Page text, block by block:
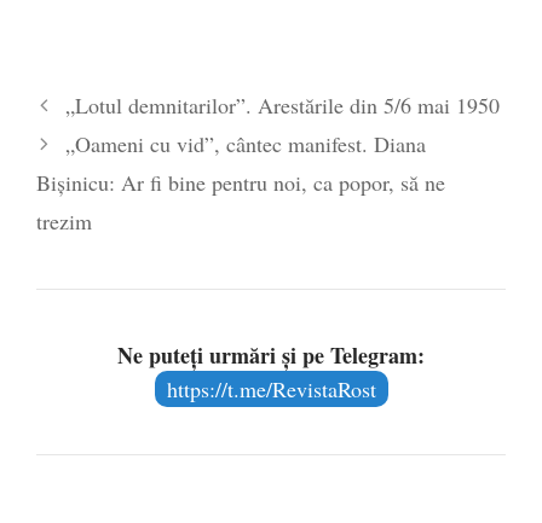
„Lotul demnitarilor”. Arestările din 5/6 mai 1950
„Oameni cu vid”, cântec manifest. Diana
Bişinicu: Ar fi bine pentru noi, ca popor, să ne
trezim
Ne puteți urmări și pe Telegram:
https://t.me/RevistaRost